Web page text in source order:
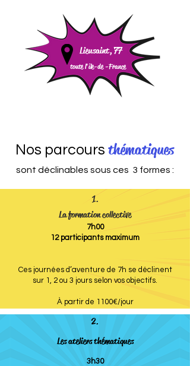
toute l'île-de -France
Lieusaint, 77
Nos parcours thématiques
sont déclinables sous ces 3 formes :
1.
La formation collective
7h00
12 participants maximum
Ces journées d’aventure de 7h se déclinent
sur 1, 2 ou 3 jours selon vos objectifs.
À partir de 1100€/jour
2.
Les ateliers thématiques
3h30